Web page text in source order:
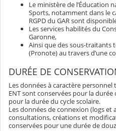
Le ministère de l’Éducation
Sports, notamment dans le
RGPD du GAR sont
Les services habilités du
Garonne,
Ainsi que des sous-traitants
(Pronote) au travers d’une
DURÉE DE
Les données à caractère
ENT sont conservées pour la durée
pour la durée du cycle scolaire.
Les données de connexion (logs et
consultations, créations et
conservées pour une durée de